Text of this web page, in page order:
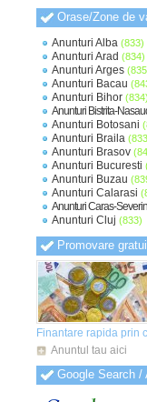
Orase/Zone de
Anunturi Alba (833)
Anunturi Arad (834)
Anunturi Arges
Anunturi Bacau
Anunturi Bihor (834)
Anunturi Bistrita-
Anunturi Botosani
Anunturi Braila
Anunturi Brasov
Anunturi Bucuresti
Anunturi Buzau
Anunturi Calarasi
Anunturi Caras-Severin
Anunturi Cluj (833)
Anunturi Constanta
Anunturi Covasna
Anunturi
Anunturi Dolj(834)
Anunturi Galati
Anunturi Giurgiu
Anunturi Gorj(830)
Anunturi Harghita
Anunturi Hunedoara
Anunturi Ialomita
Anunturi Iasi(833)
Anunturi Ilfov(838)
Anunturi Maramures
Promovare
Finantare rapida prin
Anuntul tau aici
Google Search /